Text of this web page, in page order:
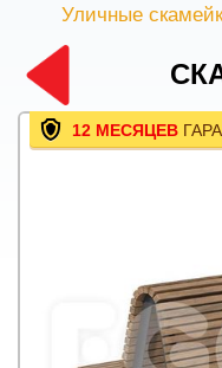
Уличные
12 МЕСЯЦЕВ